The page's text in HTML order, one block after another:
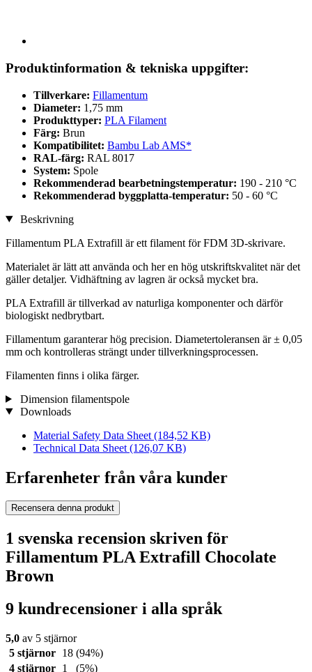
Produktinformation & tekniska uppgifter:
Tillverkare: Fillamentum
Diameter: 1,75 mm
Produkttyper: PLA Filament
Färg: Brun
Kompatibilitet: Bambu Lab AMS*
RAL-färg: RAL 8017
System: Spole
Rekommenderad bearbetningstemperatur: 190 - 210 °C
Rekommenderad byggplatta-temperatur: 50 - 60 °C
Beskrivning
Fillamentum PLA Extrafill är ett filament för FDM 3D-skrivare.
Materialet är lätt att använda och her en hög utskriftskvalitet när det
gäller detaljer. Vidhäftning av lagren är också mycket bra.
PLA Extrafill är tillverkad av naturliga komponenter och därför
biologiskt nedbrytbart.
Fillamentum garanterar hög precision. Diametertoleransen är ± 0,05
mm och kontrolleras strängt under tillverkningsprocessen.
Filamenten finns i olika färger.
Dimension filamentspole
Downloads
Material Safety Data Sheet (184,52 KB)
Technical Data Sheet (126,07 KB)
Erfarenheter från våra kunder
Recensera denna produkt
1 svenska recension skriven för
Fillamentum PLA Extrafill Chocolate
Brown
9 kundrecensioner i alla språk
5,0 av 5 stjärnor
5 stjärnor
18 (94%)
4 stjärnor
1 (5%)